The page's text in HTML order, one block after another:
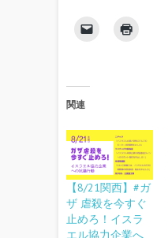
関連
【8/21関西】#ガ
ザ 虐殺を今すぐ
止めろ！イスラ
エル協力企業へ